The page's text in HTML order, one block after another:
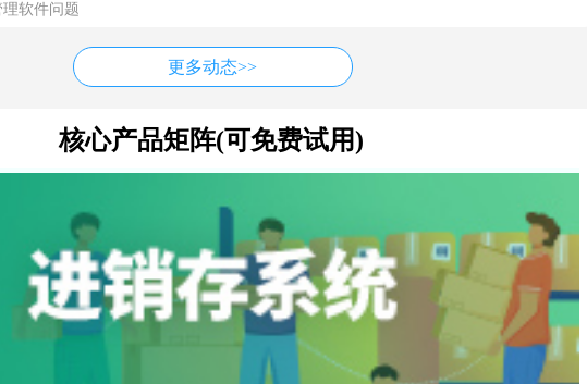
软件问题
更多动态>>
核心产品矩阵(可免费试用)